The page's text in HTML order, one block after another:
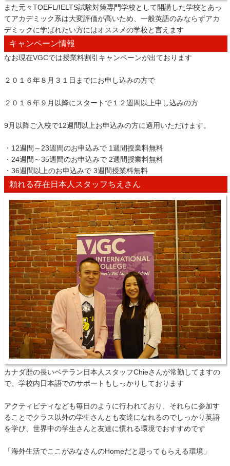
また元々TOEFL/IELTS試験対策専門学校として開講した学校とあっ
てアカデミック系は大変評価が高いため、一般英語のみならずアカ
デミックに学ばれたい方にはオススメの学校と言えます
キャンペーン情報
なお現在VGCでは授業料割引キャンペーンが出ております
２０１６年８月３１日までにお申し込みの方で
２０１６年９月以降にスタートで１２週間以上申し込みの方
9月以降ご入校で12週間以上お申込みの方に適用いただけます。
・12週間～23週間のお申込みで 1週間授業料無料
・24週間～35週間のお申込みで 2週間授業料無料
・36週間以上のお申込みで 3週間授業料無料
頼れる存在日本人スタッフちえさん
カナダ歴の長いベテラン日本人スタッフChieさんが常勤してますの
で、学校内日本語でのサポートもしっかりしております
アクティビティなども毎日のように行われており、それらに参加す
ることでクラス以外の学生さんとも友達になれるのでしっかり英語
を学び、世界中の学生さんと友達に慣れる環境でおすすめです
「海外生活でここがみなさんのHomeだと思ってもらえる環境」